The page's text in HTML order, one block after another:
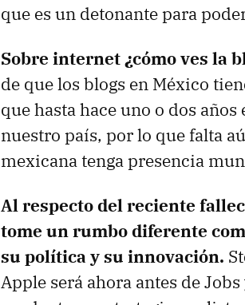
que es un detonante para
Sobre internet ¿cómo ves la
de que los blogs en México
que hasta hace uno o dos
nuestro país, por lo que falta
mexicana tenga presencia
Al respecto del reciente
tome un rumbo diferente
su política y su innovación.
Apple será ahora antes de